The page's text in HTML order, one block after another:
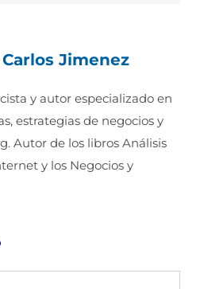
Carlos Jimenez
y autor especializado en
estrategias de negocios y
Autor de los libros Análisis
y los Negocios y